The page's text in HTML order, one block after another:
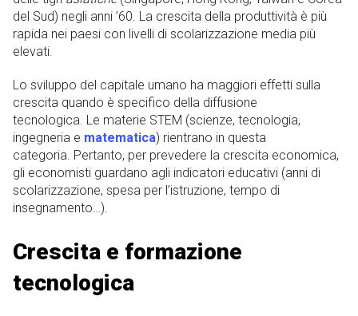
del Sud) negli anni ’60. La crescita della produttività è più
rapida nei paesi con livelli di scolarizzazione media più
elevati.
Lo sviluppo del capitale umano ha maggiori effetti sulla
crescita quando è specifico della diffusione
tecnologica. Le materie STEM (scienze, tecnologia,
ingegneria e matematica) rientrano in questa
categoria. Pertanto, per prevedere la crescita economica,
gli economisti guardano agli indicatori educativi (anni di
scolarizzazione, spesa per l’istruzione, tempo di
insegnamento…).
Crescita e formazione
tecnologica